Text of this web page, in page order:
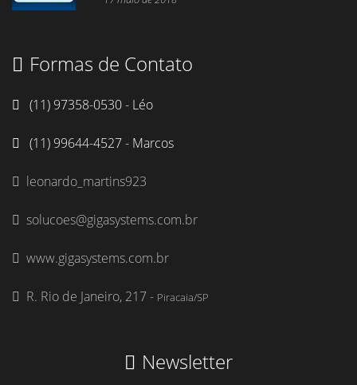
(11) 97358-0530 - Léo
(11) 99644-4527 - Marcos
leonardo_martins923
solucoes@gigasystems.com.br
www.gigasystems.com.br
R. Rio de Janeiro, 217 -Piracaia/SP
Registre-se no nossoboletim informativo